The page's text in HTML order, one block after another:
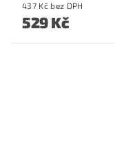
437 Kč bez DPH
529 Kč